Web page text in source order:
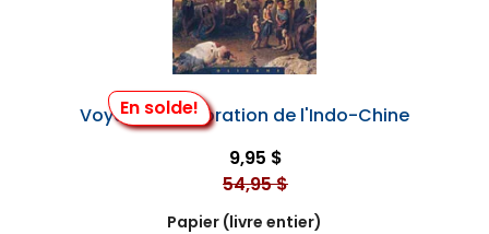
En solde!
Voyage d'Exploration de l'Indo-Chine
9,95 $
54,95 $
Papier (livre entier)